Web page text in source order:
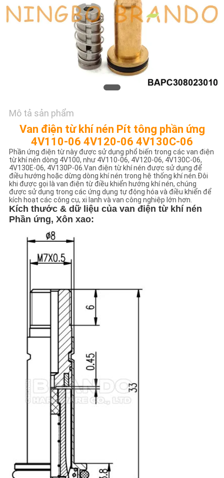
ĐẶT
GIÁ
SƠ
ĐỒ
TRANG
WEB
CHÍNH
SÁCH
BẢO
MẬT
Mô tả sản phẩm
Van điện từ khí nén Pít tông phần ứng
4V110-06 4V120-06 4V130C-06
Phần ứng điện từ này được sử dụng phổ biến trong các van điện
từ khí nén dòng 4V100, như 4V110-06, 4V120-06, 4V130C-06,
4V130E-06, 4V130P-06.Van điện từ khí nén được sử dụng để
điều hướng hoặc dừng dòng khí nén trong hệ thống khí nén.Đôi
khi được gọi là van điện từ điều khiển hướng khí nén, chúng
được sử dụng trong các ứng dụng tự động hóa và điều khiển để
kích hoạt các công cụ, xi lanh và van công nghiệp lớn hơn.
Kích thước & dữ liệu của van điện từ khí nén
Phần ứng, Xôn xao: